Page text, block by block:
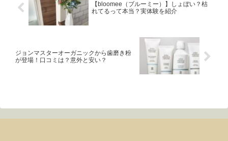
【bloomee（ブルーミー）】しょぼい？枯
れてるって本当？実体験を紹介
ジョンマスターオーガニックから歯磨き粉
が登場！口コミは？意外と安い？